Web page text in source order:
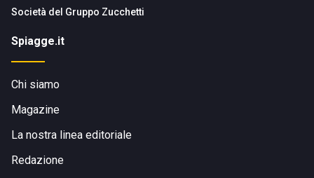
Società del Gruppo Zucchetti
Spiagge.it
Chi siamo
Magazine
La nostra linea editoriale
Redazione